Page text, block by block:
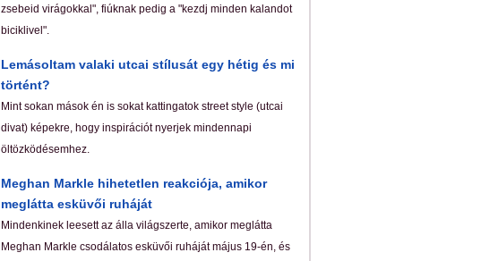
zsebeid virágokkal", fiúknak pedig a "kezdj minden kalandot
biciklivel".
Lemásoltam valaki utcai stílusát egy hétig és mi
történt?
Mint sokan mások én is sokat kattingatok street style (utcai
divat) képekre, hogy inspirációt nyerjek mindennapi
öltözködésemhez.
Meghan Markle hihetetlen reakciója, amikor
meglátta esküvői ruháját
Mindenkinek leesett az álla világszerte, amikor meglátta
Meghan Markle csodálatos esküvői ruháját május 19-én, és